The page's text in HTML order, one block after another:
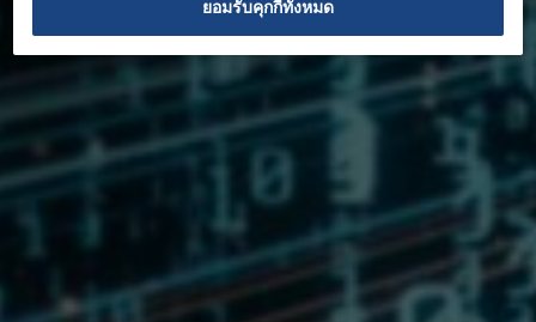
ยอมรับคุกกี้ทั้งหมด